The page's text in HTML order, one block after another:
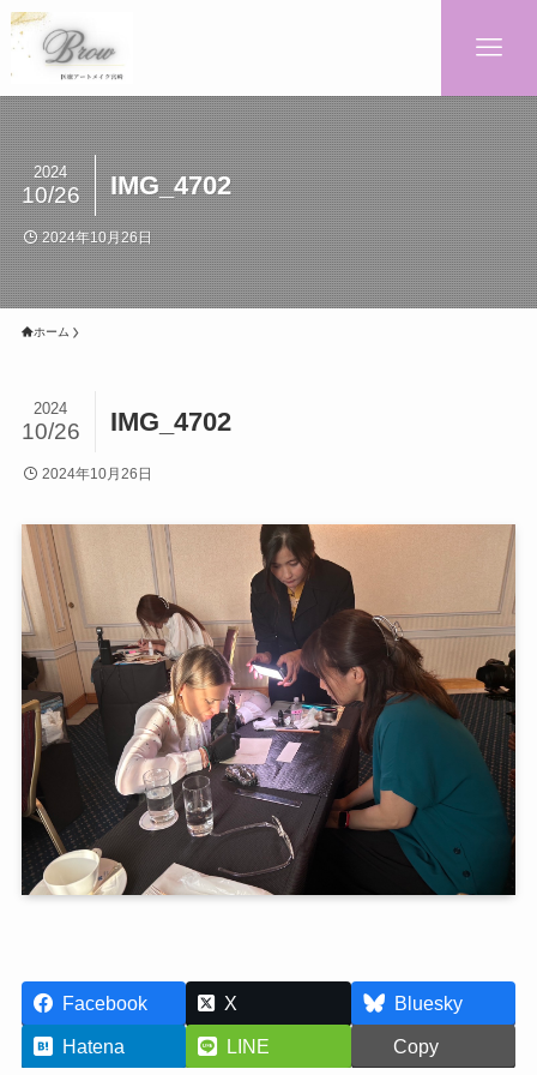
IMG_4702
2024
10/26
2024年10月26日
ホーム
IMG_4702
2024
10/26
2024年10月26日
Facebook X
Bluesky
Hatena
LINE Copy